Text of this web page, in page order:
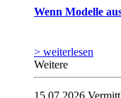
Wenn Modelle
> weiterlesen
Weitere